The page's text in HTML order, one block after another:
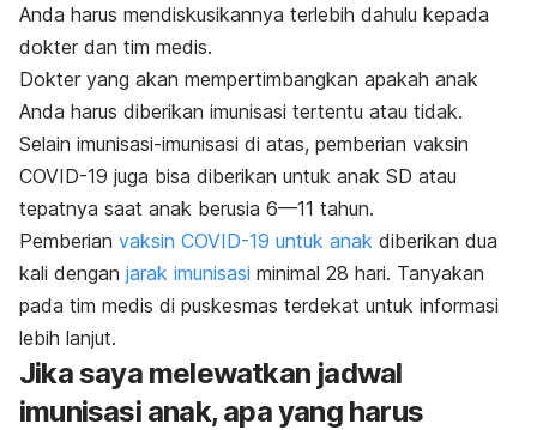
Anda harus mendiskusikannya terlebih dahulu kepada
dokter dan tim medis.
Dokter yang akan mempertimbangkan apakah anak
Anda harus diberikan imunisasi tertentu atau tidak.
Selain imunisasi-imunisasi di atas, pemberian vaksin
COVID-19 juga bisa diberikan untuk anak SD atau
tepatnya saat anak berusia 6—11 tahun.
Pemberian vaksin COVID-19 untuk anak diberikan dua
kali dengan jarak imunisasi minimal 28 hari. Tanyakan
pada tim medis di puskesmas terdekat untuk informasi
lebih lanjut.
Jika saya melewatkan jadwal
imunisasi anak, apa yang harus